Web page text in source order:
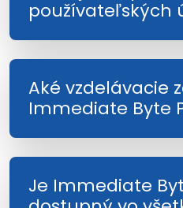
používateľských
Aké vzdelávacie
Immediate Byte
Je Immediate